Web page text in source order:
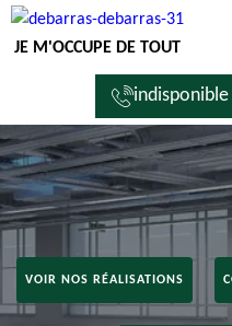
JE M'OCCUPE DE TOUT
indisponible
VOIR NOS RÉALISATIONS